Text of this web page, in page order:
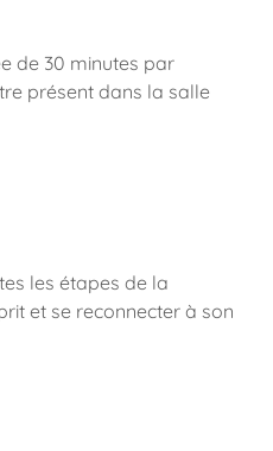
de 30 minutes par
présent dans la salle
les étapes de la
et se reconnecter à son